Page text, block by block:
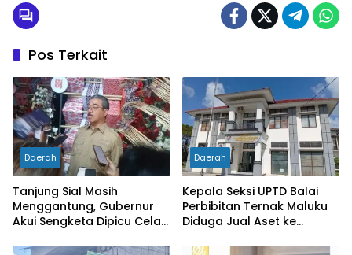
Pos Terkait
Daerah
Tanjung Sial Masih
Menggantung, Gubernur
Akui Sengketa Dipicu Celah
Daerah
Kepala Seksi UPTD Balai
Perbibitan Ternak Maluku
Diduga Jual Aset ke